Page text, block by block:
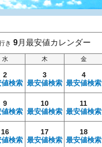
き 9月最安値カレンダー
水 木 金
2
値検索
3
最安値検索
4
最安値検索
9
値検索
10
最安値検索
11
最安値検索
16
値検索
17
最安値検索
18
最安値検索